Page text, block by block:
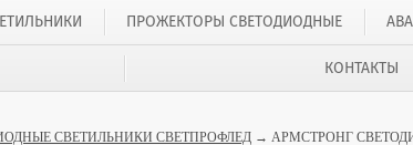
ПРОЖЕКТОРЫ СВЕТОДИОДНЫЕ
КОНТАКТЫ
СВЕТИЛЬНИКИ СВЕТПРОФЛЕД → АРМСТРОНГ